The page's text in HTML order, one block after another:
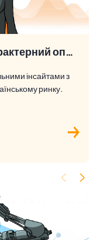
Для українського бізнесу характерний оптимізм попри все
інсайтами з
ринку.